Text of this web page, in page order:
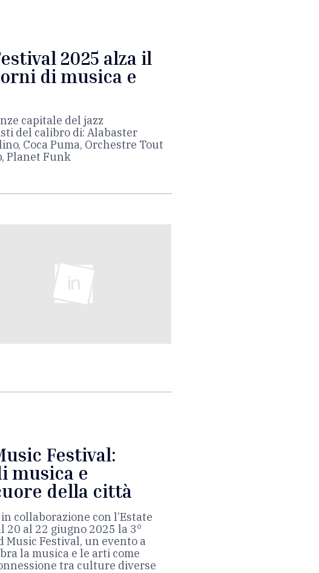
2025 alza il
di musica e
capitale del jazz
del calibro di: Alabaster
Coca Puma, Orchestre Tout
Planet Funk
Festival:
musica e
della città
collaborazione con l’Estate
al 22 giugno 2025 la 3°
Music Festival, un evento a
la musica e le arti come
tra culture diverse